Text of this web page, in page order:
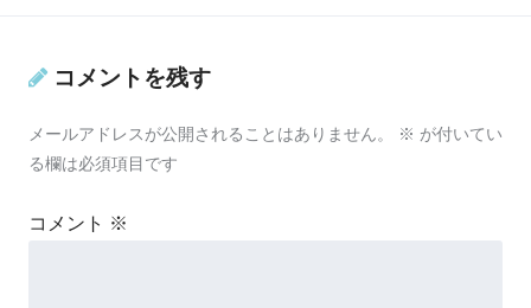
コメントを残す
メールアドレスが公開されることはありません。 ※ が付いてい
る欄は必須項目です
コメント ※